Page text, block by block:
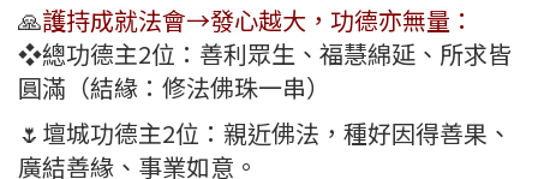
🙏護持成就法會→發心越大，功德亦無量：
❖總功德主2位：善利眾生、福慧綿延、所求皆
圓滿（結緣：修法佛珠一串）
🌷壇城功德主2位：親近佛法，種好因得善果、
廣結善緣、事業如意。